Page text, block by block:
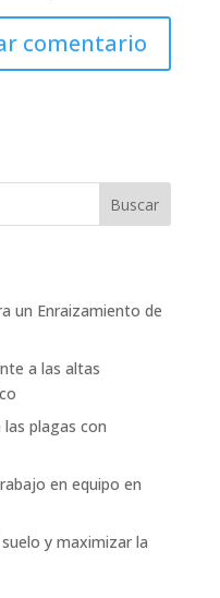
Buscar
un Enraizamiento de
a las altas
plagas con
en equipo en
y maximizar la